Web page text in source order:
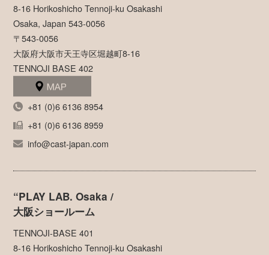
8-16 Horikoshicho Tennoji-ku Osakashi
Osaka, Japan 543-0056
〒543-0056
大阪府大阪市天王寺区堀越町8-16
TENNOJI BASE 402
+81 (0)6 6136 8954
+81 (0)6 6136 8959
info@cast-japan.com
“PLAY LAB. Osaka /
大阪ショールーム
TENNOJI-BASE 401
8-16 Horikoshicho Tennoji-ku Osakashi